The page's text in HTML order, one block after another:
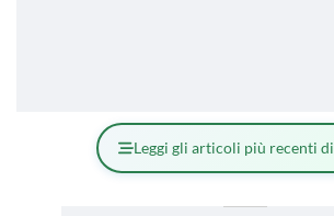
Leggi gli articoli più recenti di